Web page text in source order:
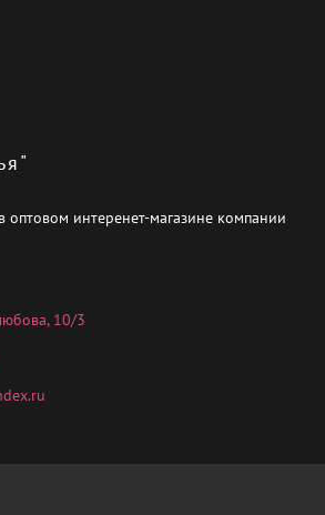
оптовом интеренет-магазине компании
10/3